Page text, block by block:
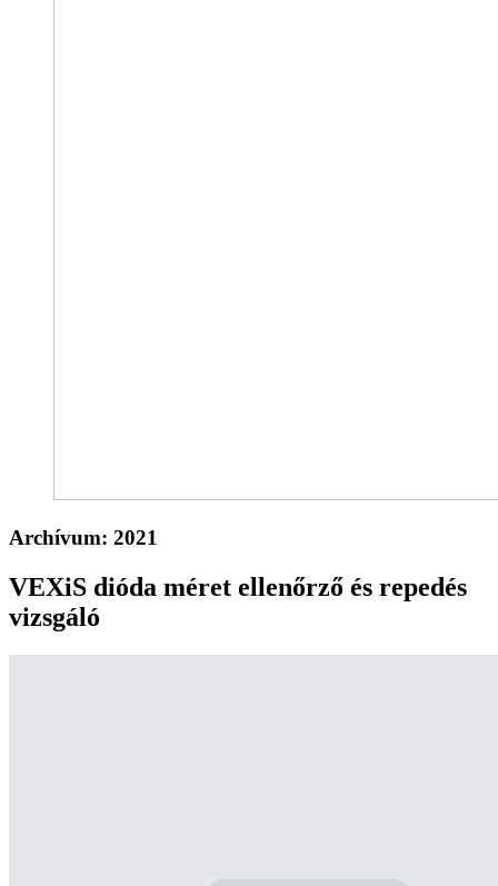
Archívum: 2021
VEXiS dióda méret ellenőrző és repedés
vizsgáló